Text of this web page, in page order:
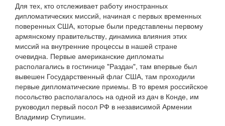
Для тех, кто отслеживает работу иностранных
дипломатических миссий, начиная с первых временных
поверенных США, которые были представлены первому
армянскому правительству, динамика влияния этих
миссий на внутренние процессы в нашей стране
очевидна. Первые американские дипломаты
располагались в гостинице "Раздан", там впервые был
вывешен Государственный флаг США, там проходили
первые дипломатические приемы. В то время российское
посольство располагалось на одной из дач в Конде, им
руководил первый посол РФ в независимой Армении
Владимир Ступишин.